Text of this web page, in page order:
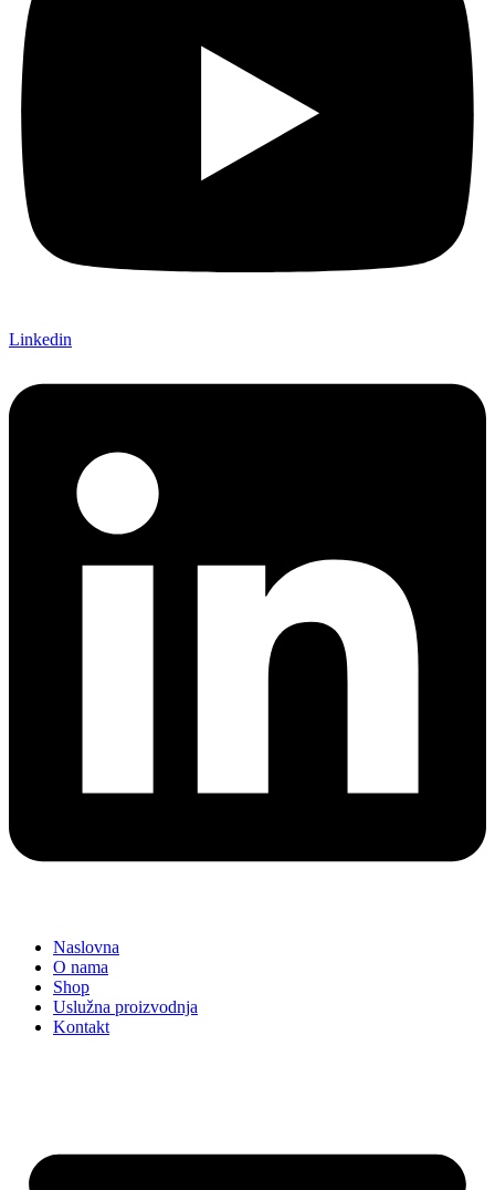
Linkedin
Naslovna
O nama
Shop
Uslužna proizvodnja
Kontakt